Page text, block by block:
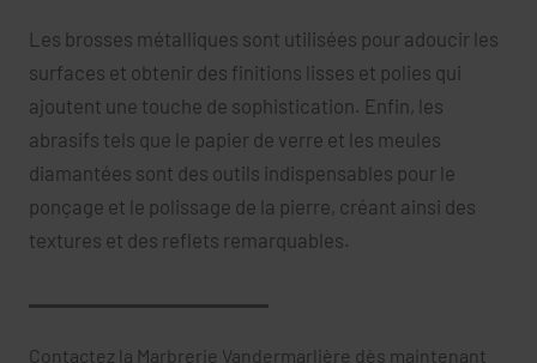
Les brosses métalliques sont utilisées pour adoucir les
surfaces et obtenir des finitions lisses et polies qui
ajoutent une touche de sophistication. Enfin, les
abrasifs tels que le papier de verre et les meules
diamantées sont des outils indispensables pour le
ponçage et le polissage de la pierre, créant ainsi des
textures et des reflets remarquables.
Contactez la Marbrerie Vandermarlière dès maintenant